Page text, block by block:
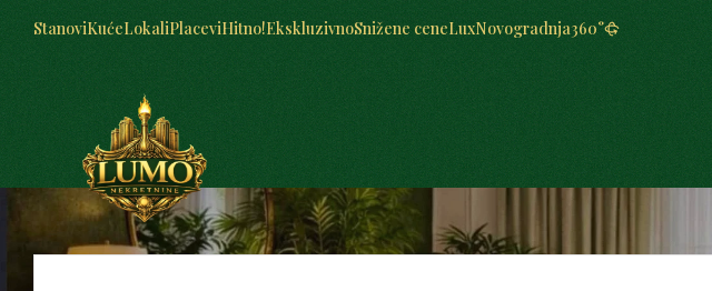
StanoviKućeLokaliPlaceviHitno!EkskluzivnoSnižene ceneLuxNovogradnja360°